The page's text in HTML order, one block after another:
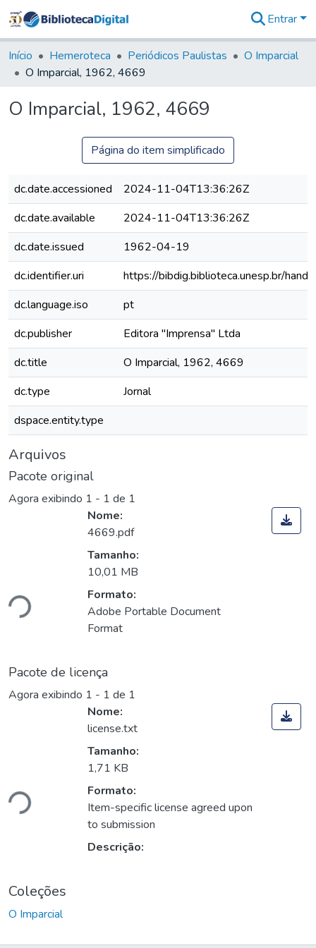
&
Coleções
Tudo na
Digital
Entrar
Início Hemeroteca Periódicos Paulistas
O Imparcial
O Imparcial, 1962, 4669
O Imparcial, 1962, 4669
Página do item simplificado
dc.date.accessioned
2024-11-04T13:36:26Z
dc.date.available
2024-11-04T13:36:26Z
dc.date.issued
1962-04-19
dc.identifier.uri
https://bibdig.biblioteca.unesp.br/
dc.language.iso
pt
dc.publisher
Editora "Imprensa" Ltda
dc.title
O Imparcial, 1962, 4669
dc.type
Jornal
dspace.entity.type
Arquivos
Pacote original
Agora exibindo 1 - 1 de 1
Nome:
4669.pdf
Tamanho:
10,01 MB
Formato:
Adobe Portable Document
Format
Pacote de licença
Agora exibindo 1 - 1 de 1
Nome:
license.txt
Tamanho:
1,71 KB
Formato:
Item-specific license agreed upon
to submission
Descrição:
Coleções
O Imparcial